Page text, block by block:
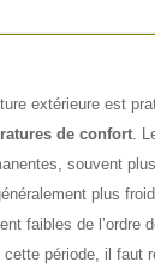
extérieure est
de confort.
souvent
plus
faibles de l’ordre
période, il faut